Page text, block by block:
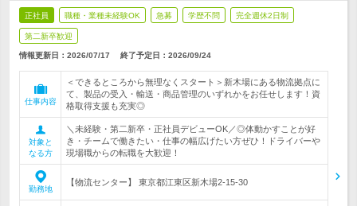
正社員 職種・業種未経験OK 急募 学歴不問 完全週休2日制
第二新卒歓迎
情報更新日：2026/07/17 終了予定日： 2026/09/24
仕事内容
＜できるところから無理なくスタート＞新木場にある物流拠点に
て、製品の受入・輸送・商品管理のいずれかをお任せします！資
格取得支援も充実◎
対象と
なる方
＼未経験・第二新卒・正社員デビューOK／◎体動かすことが好
き・チームで働きたい・仕事の幅広げたい方ぜひ！ドライバーや
現場職からの転職を大歓迎！
勤務地
【物流センター】 東京都江東区新木場2-15-30